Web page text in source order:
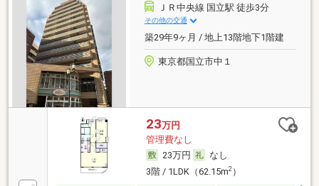
ＪＲ中央線 国立駅 徒歩3分
その他の交通
築29年9ヶ月 / 地上13階地下1階建
東京都国立市中１
23万円
管理費なし
23万円
なし
3階 / 1LDK（62.15m2）